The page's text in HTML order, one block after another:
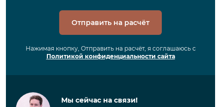
Отправить на расчёт
Нажимая кнопку, Отправить на расчёт, я соглашаюсь с
Политикой конфиденциальности сайта
Мы сейчас на связи!